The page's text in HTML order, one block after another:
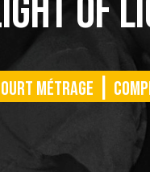
OF
métrage